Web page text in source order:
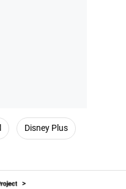
Disney Plus